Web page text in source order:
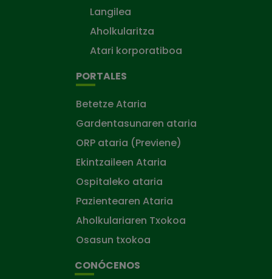
Langilea
Aholkularitza
Atari korporatiboa
PORTALES
Betetze Ataria
Gardentasunaren ataria
ORP ataria (Previene)
Ekintzaileen Ataria
Ospitaleko ataria
Pazientearen Ataria
Aholkulariaren Txokoa
Osasun txokoa
CONÓCENOS